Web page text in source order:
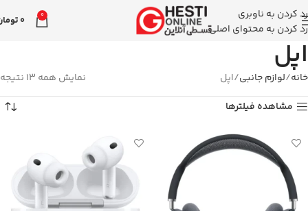
رد کردن به ناوبری
رد کردن به محتوای اصلی
0
0
اپل
خانه لوازم جانبی اپل
نمایش همه 13 نتیجه
مشاهده فیلترها